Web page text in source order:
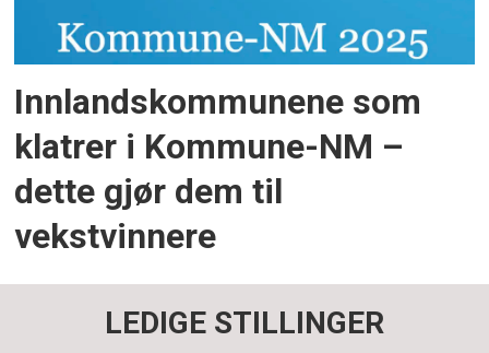
Innlandskommunene som
klatrer i Kommune-NM –
dette gjør dem til
vekstvinnere
LEDIGE STILLINGER